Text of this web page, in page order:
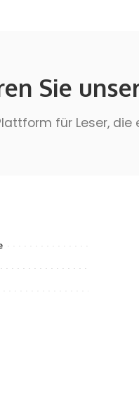
Sie
für Leser,